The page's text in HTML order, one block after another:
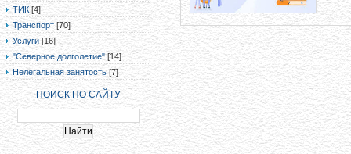
ТИК [4]
Транспорт [70]
Услуги [16]
"Северное долголетие" [14]
Нелегальная занятость [7]
ПОИСК ПО САЙТУ